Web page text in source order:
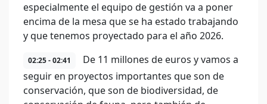
especialmente el equipo de gestión va a poner
encima de la mesa que se ha estado trabajando
y que tenemos proyectado para el año 2026.
02:25 - 02:41
De 11 millones de euros y vamos a
seguir en proyectos importantes que son de
conservación, que son de biodiversidad, de